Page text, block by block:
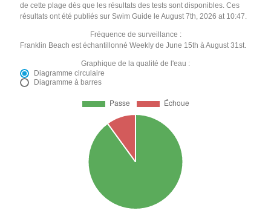
de cette plage dès que les résultats des tests sont disponibles. Ces
résultats ont été publiés sur Swim Guide le August 7th, 2026 at 10:47.
Fréquence de surveillance :
Franklin Beach est échantillonné Weekly de June 15th à August 31st.
Graphique de la qualité de l'eau :
Diagramme circulaire
Diagramme à barres